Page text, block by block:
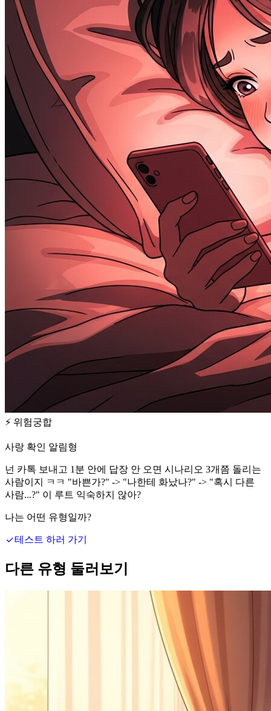
⚡ 위험궁합
사랑 확인 알림형
넌 카톡 보내고 1분 안에 답장 안 오면 시나리오 3개쯤 돌리는
사람이지 ㅋㅋ "바쁜가?" -> "나한테 화났나?" -> "혹시 다른
사람...?" 이 루트 익숙하지 않아?
나는 어떤 유형일까?
테스트 하러 가기
다른 유형 둘러보기